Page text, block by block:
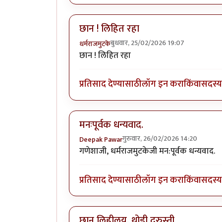
छान ! लिहित रहा
धर्मराजमुटकेबुधवार, 25/02/2026 19:07
छान ! लिहित रहा
प्रतिसाद देण्यासाठीलॉग इन कराकिंवासदस्य
मनःपूर्वक धन्यवाद.
Deepak Pawarगुरुवार, 26/02/2026 14:20
गणेशाजी, धर्मराजमुटकेजी मन:पूर्वक धन्यवाद.
प्रतिसाद देण्यासाठीलॉग इन कराकिंवासदस्य